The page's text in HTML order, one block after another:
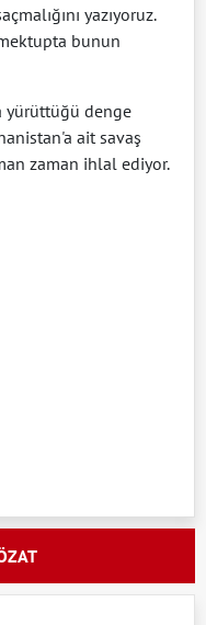
yazıyoruz.
bunun
yürüttüğü denge
ait savaş
zaman ihlal ediyor.